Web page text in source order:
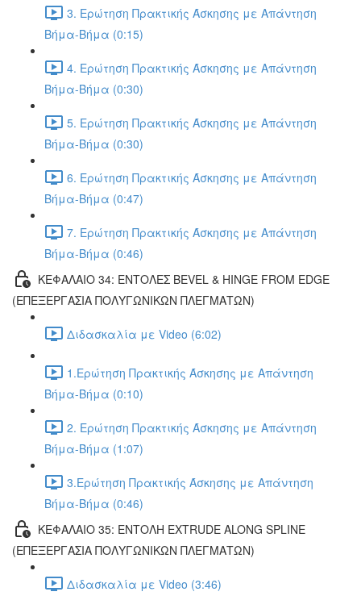
3. Ερώτηση Πρακτικής Άσκησης με Απάντηση
Βήμα-Βήμα (0:15)
4. Ερώτηση Πρακτικής Άσκησης με Απάντηση
Βήμα-Βήμα (0:30)
5. Ερώτηση Πρακτικής Άσκησης με Απάντηση
Βήμα-Βήμα (0:30)
6. Ερώτηση Πρακτικής Άσκησης με Απάντηση
Βήμα-Βήμα (0:47)
7. Ερώτηση Πρακτικής Άσκησης με Απάντηση
Βήμα-Βήμα (0:46)
ΚΕΦΑΛΑΙΟ 34: ΕΝΤΟΛΕΣ BEVEL & HINGE FROM EDGE
(ΕΠΕΞΕΡΓΑΣΙΑ ΠΟΛΥΓΩΝΙΚΩΝ ΠΛΕΓΜΑΤΩΝ)
Διδασκαλία με Video (6:02)
1.Ερώτηση Πρακτικής Άσκησης με Απάντηση
Βήμα-Βήμα (0:10)
2. Ερώτηση Πρακτικής Άσκησης με Απάντηση
Βήμα-Βήμα (1:07)
3.Ερώτηση Πρακτικής Άσκησης με Απάντηση
Βήμα-Βήμα (0:46)
ΚΕΦΑΛΑΙΟ 35: ΕΝΤΟΛΗ EXTRUDE ALONG SPLINE
(ΕΠΕΞΕΡΓΑΣΙΑ ΠΟΛΥΓΩΝΙΚΩΝ ΠΛΕΓΜΑΤΩΝ)
Διδασκαλία με Video (3:46)